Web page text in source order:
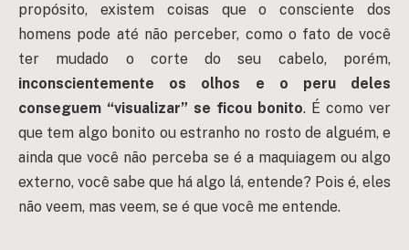
propósito, existem coisas que o consciente dos
homens pode até não perceber, como o fato de você
ter mudado o corte do seu cabelo, porém,
inconscientemente os olhos e o peru deles
conseguem “visualizar” se ficou bonito. É como ver
que tem algo bonito ou estranho no rosto de alguém, e
ainda que você não perceba se é a maquiagem ou algo
externo, você sabe que há algo lá, entende? Pois é, eles
não veem, mas veem, se é que você me entende.